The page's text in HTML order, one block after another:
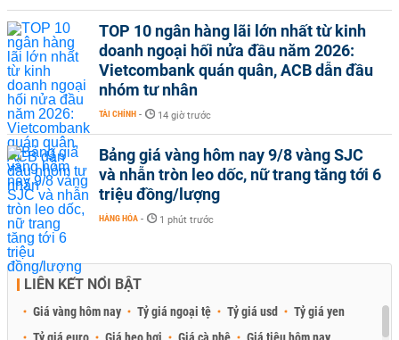
TOP 10 ngân hàng lãi lớn nhất từ kinh
doanh ngoại hối nửa đầu năm 2026:
Vietcombank quán quân, ACB dẫn đầu
nhóm tư nhân
TÀI CHÍNH - 14 giờ trước
Bảng giá vàng hôm nay 9/8 vàng SJC
và nhẫn tròn leo dốc, nữ trang tăng tới 6
triệu đồng/lượng
HÀNG HÓA - 1 phút trước
LIÊN KẾT NỔI BẬT
Giá vàng hôm nay Tỷ giá ngoại tệ Tỷ giá usd
Tỷ giá yen
Tỷ giá euro
Giá heo hơi Giá cà phê Giá tiêu hôm nay